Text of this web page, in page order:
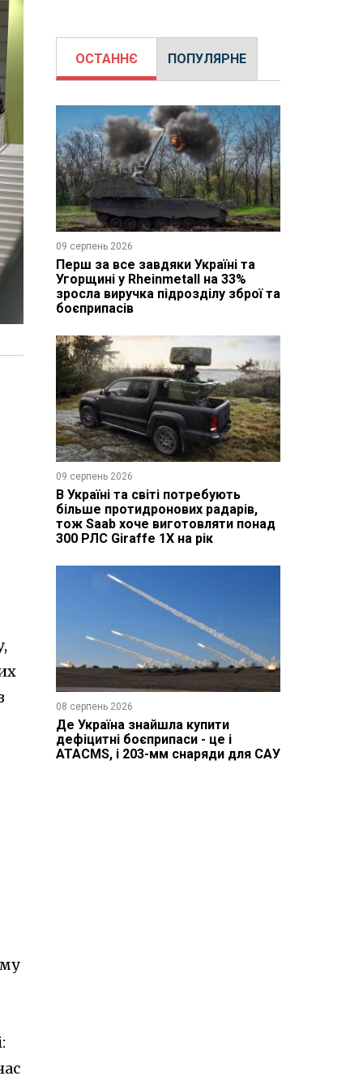
ОСТАННЄ ПОПУЛЯРНЕ
09 серпень 2026
Перш за все завдяки Україні та
Угорщині у Rheinmetall на 33%
зросла виручка підрозділу зброї та
боєприпасів
09 серпень 2026
В Україні та світі потребують
більше протидронових радарів,
тож Saab хоче виготовляти понад
300 РЛС Giraffe 1X на рік
08 серпень 2026
Де Україна знайшла купити
дефіцитні боєприпаси - це і
ATACMS, і 203-мм снаряди для САУ